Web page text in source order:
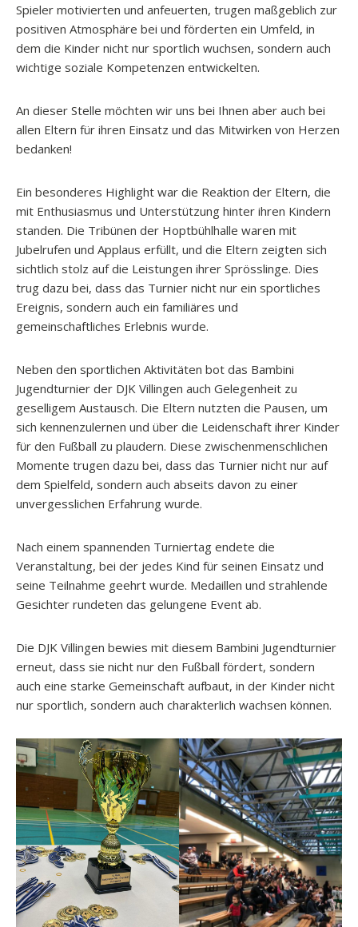
Spieler motivierten und anfeuerten, trugen maßgeblich zur
positiven Atmosphäre bei und förderten ein Umfeld, in
dem die Kinder nicht nur sportlich wuchsen, sondern auch
wichtige soziale Kompetenzen entwickelten.
An dieser Stelle möchten wir uns bei Ihnen aber auch bei
allen Eltern für ihren Einsatz und das Mitwirken von Herzen
bedanken!
Ein besonderes Highlight war die Reaktion der Eltern, die
mit Enthusiasmus und Unterstützung hinter ihren Kindern
standen. Die Tribünen der Hoptbühlhalle waren mit
Jubelrufen und Applaus erfüllt, und die Eltern zeigten sich
sichtlich stolz auf die Leistungen ihrer Sprösslinge. Dies
trug dazu bei, dass das Turnier nicht nur ein sportliches
Ereignis, sondern auch ein familiäres und
gemeinschaftliches Erlebnis wurde.
Neben den sportlichen Aktivitäten bot das Bambini
Jugendturnier der DJK Villingen auch Gelegenheit zu
geselligem Austausch. Die Eltern nutzten die Pausen, um
sich kennenzulernen und über die Leidenschaft ihrer Kinder
für den Fußball zu plaudern. Diese zwischenmenschlichen
Momente trugen dazu bei, dass das Turnier nicht nur auf
dem Spielfeld, sondern auch abseits davon zu einer
unvergesslichen Erfahrung wurde.
Nach einem spannenden Turniertag endete die
Veranstaltung, bei der jedes Kind für seinen Einsatz und
seine Teilnahme geehrt wurde. Medaillen und strahlende
Gesichter rundeten das gelungene Event ab.
Die DJK Villingen bewies mit diesem Bambini Jugendturnier
erneut, dass sie nicht nur den Fußball fördert, sondern
auch eine starke Gemeinschaft aufbaut, in der Kinder nicht
nur sportlich, sondern auch charakterlich wachsen können.